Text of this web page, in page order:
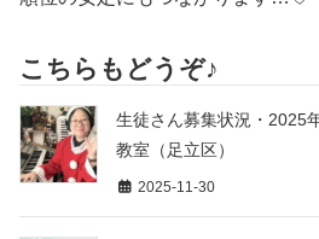
こちらもどうぞ♪
生徒さん募集状況・2025
教室（足立区）
2025-11-30